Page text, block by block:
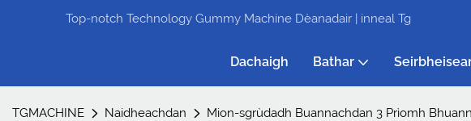
Top-notch Technology Gummy Machine Dèanadair | inneal Tg
Dachaigh Bathar
TGMACHINE Naidheachdan Mion-sgrùdadh Buannachdan 3 Prìomh